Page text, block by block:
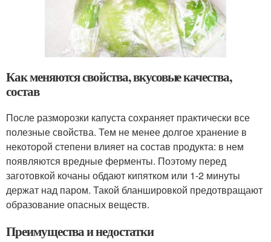
Как меняются свойства, вкусовые качества,
состав
После разморозки капуста сохраняет практически все
полезные свойства. Тем не менее долгое хранение в
некоторой степени влияет на состав продукта: в нем
появляются вредные ферменты. Поэтому перед
заготовкой кочаны обдают кипятком или 1-2 минуты
держат над паром. Такой бланшировкой предотвращают
образование опасных веществ.
Преимущества и недостатки